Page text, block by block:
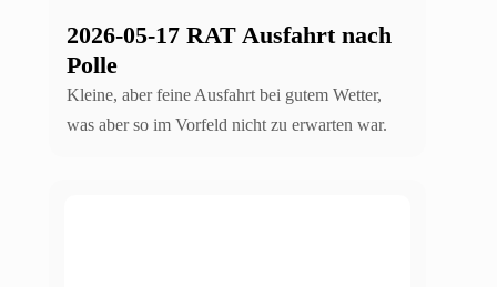
2026-05-17 RAT Ausfahrt nach
Polle
Kleine, aber feine Ausfahrt bei gutem Wetter,
was aber so im Vorfeld nicht zu erwarten war.